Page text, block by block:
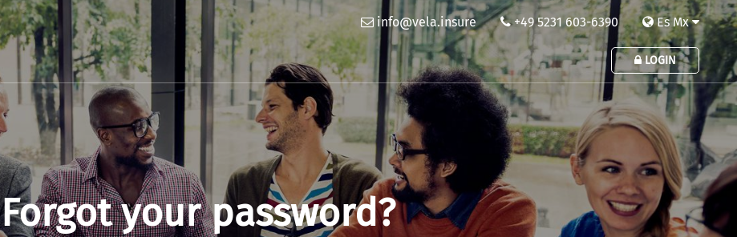
info@vela.insure +49 5231 603-6390 Es Mx
LOGIN
Forgot your password?